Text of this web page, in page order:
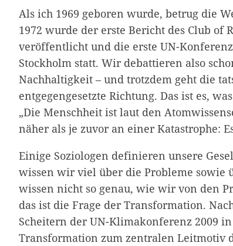
Als ich 1969 geboren wurde, betrug die
1972 wurde der erste Bericht des Club of
veröffentlicht und die erste UN-
Stockholm statt. Wir debattieren also
Nachhaltigkeit – und trotzdem geht die
entgegengesetzte Richtung. Das ist es,
„Die Menschheit ist laut den
näher als je zuvor an einer Katastrophe:
Einige Soziologen definieren unsere
wissen wir viel über die Probleme sowie
wissen nicht so genau, wie wir von den
das ist die Frage der Transformation.
Scheitern der UN-Klimakonferenz 2009
Transformation zum zentralen Leitmotiv